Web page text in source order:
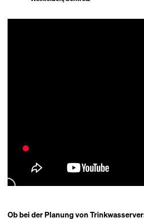
Ob bei der Planung von